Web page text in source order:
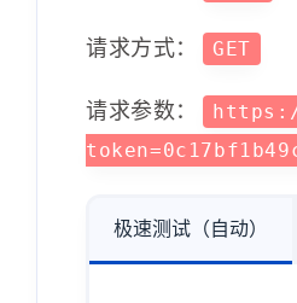
请求方式： GET
请求参数：
极速测试（自动）